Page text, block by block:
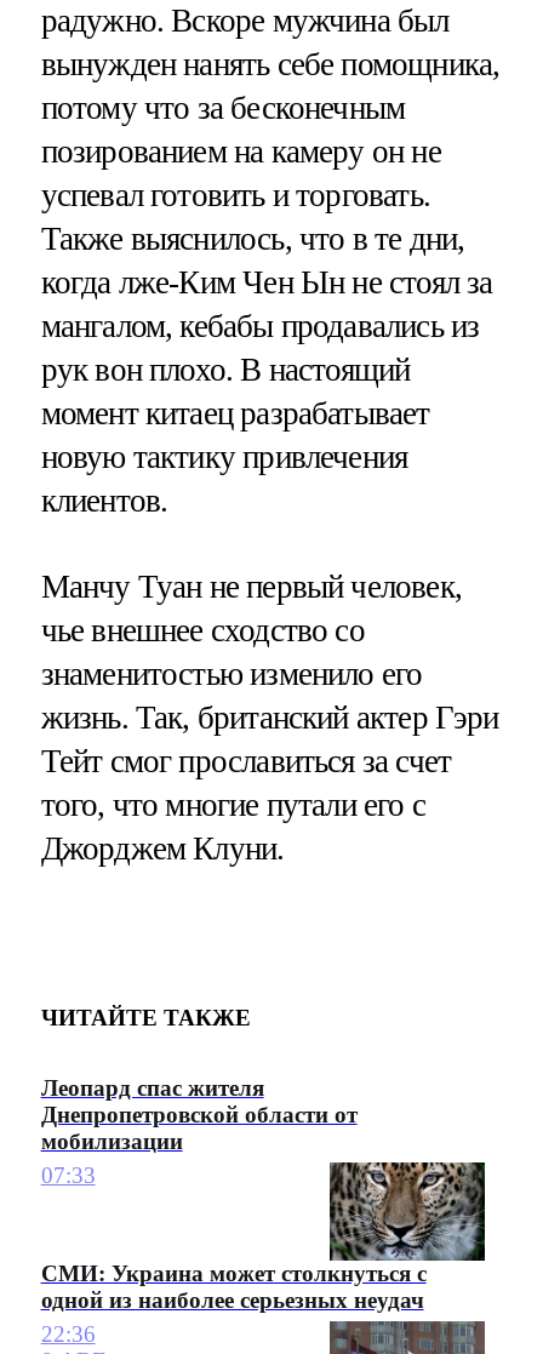
радужно. Вскоре мужчина был
вынужден нанять себе помощника,
потому что за бесконечным
позированием на камеру он не
успевал готовить и торговать.
Также выяснилось, что в те дни,
когда лже-Ким Чен Ын не стоял за
мангалом, кебабы продавались из
рук вон плохо. В настоящий
момент китаец разрабатывает
новую тактику привлечения
клиентов.
Манчу Туан не первый человек,
чье внешнее сходство со
знаменитостью изменило его
жизнь. Так, британский актер Гэри
Тейт смог прославиться за счет
того, что многие путали его с
Джорджем Клуни.
ЧИТАЙТЕ ТАКЖЕ
Леопард спас жителя
Днепропетровской области от
мобилизации
07:33
СМИ: Украина может столкнуться с
одной из наиболее серьезных неудач
22:36